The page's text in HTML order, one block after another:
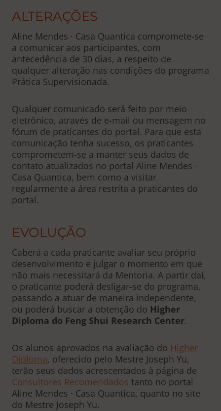
ALTERAÇÕES
Aline Mendes · Casa Quantica compromete-se
a comunicar aos participantes, com
antecedência de 30 dias, a respeito de
qualquer alteração nas condições do programa
Prática Supervisionada.
Qualquer comunicado será feito por meio
eletrônico, através de e-mail ou mensagem no
fórum de praticantes do portal. Para que esta
comunicação tenha sucesso, os praticantes
comprometem-se a manter seus dados de
contato atualizados no portal Aline Mendes ·
Casa Quantica, bem como a visitar
regularmente a área restrita a praticantes do
portal.
EVOLUÇÃO
Caberá a cada praticante avaliar seu próprio
desenvolvimento e julgar o momento em que
não mais necessitará da Mentoria. A partir daí,
o praticante poderá desligar-se do programa,
passando a atuar de maneira independente,
ou poderá buscar a obtenção do Higher
Diploma do Feng Shui Research Center.
Os alunos aprovados na avaliação do Higher
Diploma, oferecido pelo Mestre Joseph Yu,
terão seus dados acrescentados à página de
Consultores Recomendados tanto no portal
Aline Mendes · Casa Quantica, quanto no site
do Mestre Joseph Yu.